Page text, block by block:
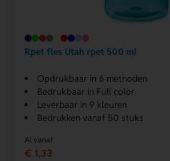
Rpet fles Utah rpet 500 ml
Opdrukbaar in 6 methoden
Bedrukbaar in Full color
Leverbaar in 9 kleuren
Bedrukken vanaf 50 stuks
Al vanaf
€ 1,33